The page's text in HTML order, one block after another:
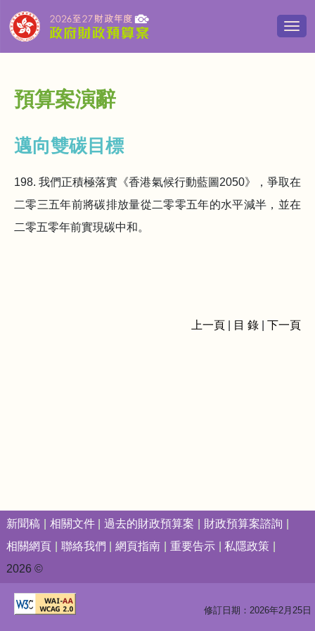
切
預算案演辭
邁向雙碳目標
198. 我們正積極落實《香港氣候行動藍圖2050》，爭取在
二零三五年前將碳排放量從二零零五年的水平減半，並在
二零五零年前實現碳中和。
上一頁 目 錄 下一頁
新聞稿 相關文件 過去的財政預算案
財政預算案諮詢
相關網頁
聯絡我們 網頁指南 重要告示
私隱政策
2026 ©
修訂日期：2026年2月25日